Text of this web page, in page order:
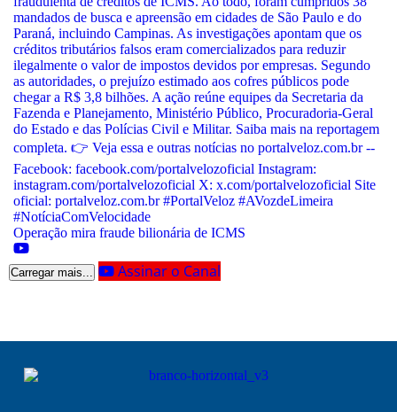
Operação mira fraude bilionária de ICMS
Carregar mais... Assinar o Canal